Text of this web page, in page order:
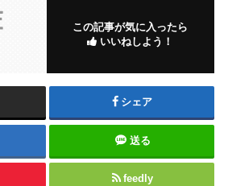
この記事が気に入ったら
いいねしよう！
シェア
送る
feedly